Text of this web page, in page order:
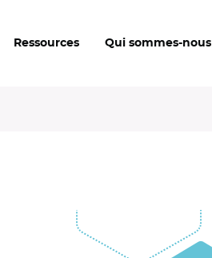
Ressources Qui sommes-nous